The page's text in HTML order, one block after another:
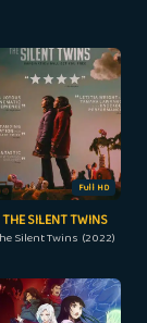
Full HD
THE SILENT TWINS
Silent Twins (2022)